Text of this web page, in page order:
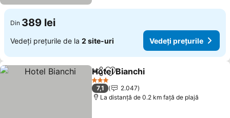
Din 389 lei
Vedeți prețurile de la 2 site-uri Vedeți prețurile
DistribuițiAdăugaţi la favorite
Hotel Bianchi
3 Stele
7,1
2.047
La distanță de 0.2 km față de plajă